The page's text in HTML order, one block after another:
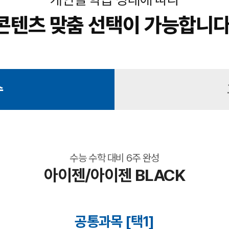
텐츠 맞춤 선택이 가능합니
수능 수학 대비 6주 완성
아이젠/아이젠 BLACK
공통과목 [택1]